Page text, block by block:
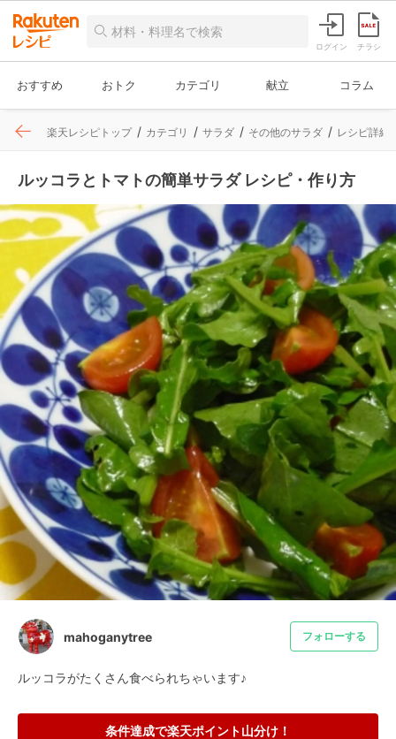
ログイン チラシ
おすすめ おトク カテゴリ 献立 コラム
楽天レシピトップ カテゴリ サラダ その他のサラダ レシピ詳細
ルッコラとトマトの簡単サラダ レシピ・作り方
mahoganytree フォローする
ルッコラがたくさん食べられちゃいます♪
条件達成で楽天ポイント山分け！